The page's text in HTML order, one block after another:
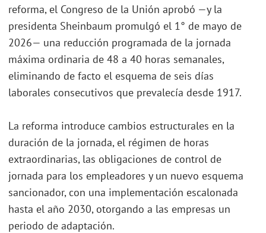
reforma, el Congreso de la Unión aprobó —y la
presidenta Sheinbaum promulgó el 1° de mayo de
2026— una reducción programada de la jornada
máxima ordinaria de 48 a 40 horas semanales,
eliminando de facto el esquema de seis días
laborales consecutivos que prevalecía desde 1917.
La reforma introduce cambios estructurales en la
duración de la jornada, el régimen de horas
extraordinarias, las obligaciones de control de
jornada para los empleadores y un nuevo esquema
sancionador, con una implementación escalonada
hasta el año 2030, otorgando a las empresas un
periodo de adaptación.